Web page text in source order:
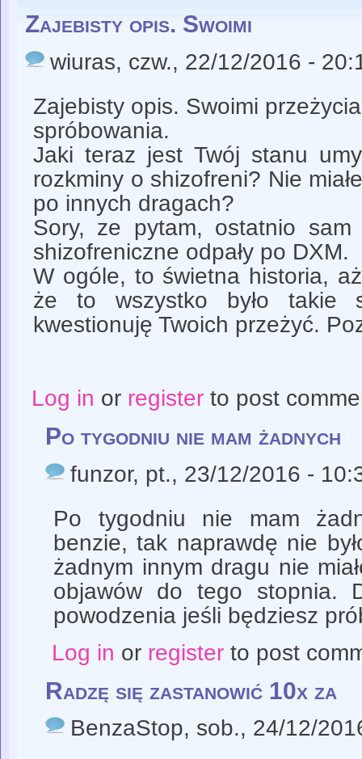
Zajebisty opis. Swoimi
wiuras, czw., 22/12/2016 -
Zajebisty opis. Swoimi
spróbowania.
Jaki teraz jest Twój stanu
rozkminy o shizofreni? Nie
po innych dragach?
Sory, ze pytam, ostatnio sam
shizofreniczne odpały po DXM.
W ogóle, to świetna historia,
że to wszystko było takie
kwestionuję Twoich przeżyć.
Log in or registerto post
Po tygodniu nie mam żadnych
funzor, pt., 23/12/2016 -
Po tygodniu nie mam
benzie, tak naprawdę nie
żadnym innym dragu nie
objawów do tego stopnia.
powodzenia jeśli będziesz
Log in or registerto post
Radzę się zastanowić 10x za
BenzaStop, sob., 24/12/